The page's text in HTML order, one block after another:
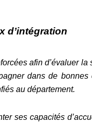
d’intégration
afin d’évaluer
dans de
au département.
ses capacités